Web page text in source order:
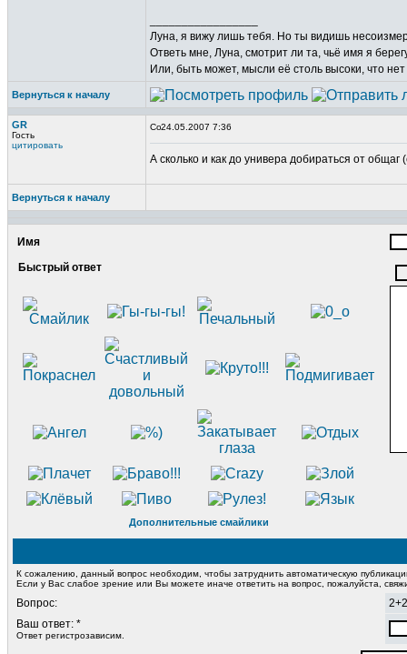
Луна, я вижу лишь тебя. Но ты видишь
Ответь мне, Луна, смотрит ли та, чьё имя я
Или, быть может, мысли её столь высоки, что
Вернуться к началу
GR
Гость
цитировать
24.05.2007 7:36
А сколько и как до универа добираться от
Вернуться к началу
Имя
Быстрый ответ
Дополнительные смайлики
К сожалению, данный вопрос необходим, чтобы затруднить автоматическую
Если у Вас слабое зрение или Вы можете иначе ответить на вопрос, пожалуйста,
Вопрос:
Ваш ответ: *
Ответ регистрозависим.